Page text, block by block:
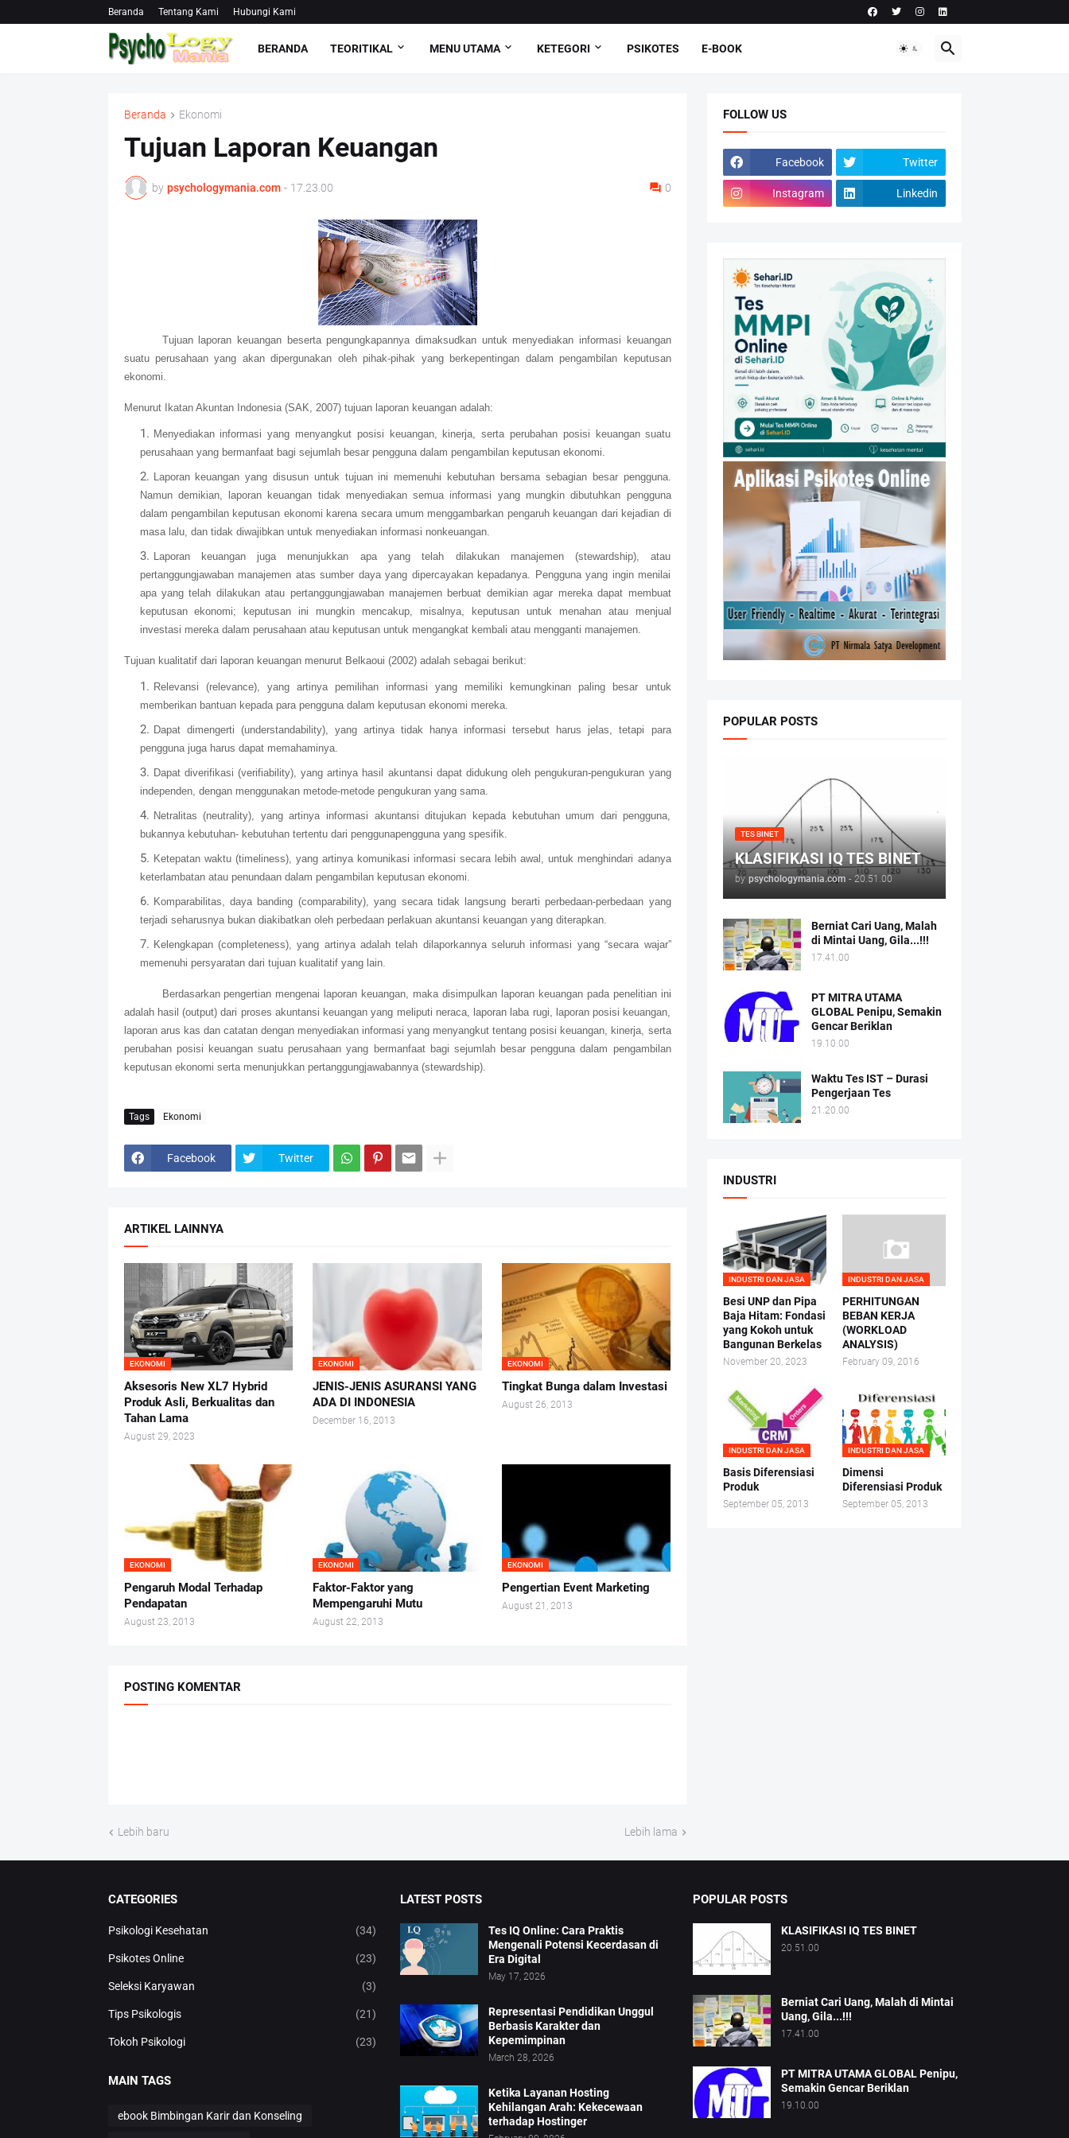
Beranda Tentang Kami Hubungi Kami
BERANDA TEORITIKAL MENU UTAMA KETEGORI PSIKOTES E-BOOK
Beranda Ekonomi
Tujuan Laporan Keuangan
by psychologymania.com - 17.23.00 0
Tujuan laporan keuangan beserta pengungkapannya dimaksudkan untuk menyediakan informasi keuangan
suatu perusahaan yang akan dipergunakan oleh pihak-pihak yang berkepentingan dalam pengambilan keputusan
ekonomi.
Menurut Ikatan Akuntan Indonesia (SAK, 2007) tujuan laporan keuangan adalah:
Menyediakan informasi yang menyangkut posisi keuangan, kinerja, serta perubahan posisi keuangan suatu
perusahaan yang bermanfaat bagi sejumlah besar pengguna dalam pengambilan keputusan ekonomi.
Laporan keuangan yang disusun untuk tujuan ini memenuhi kebutuhan bersama sebagian besar pengguna.
Namun demikian, laporan keuangan tidak menyediakan semua informasi yang mungkin dibutuhkan pengguna
dalam pengambilan keputusan ekonomi karena secara umum menggambarkan pengaruh keuangan dari kejadian di
masa lalu, dan tidak diwajibkan untuk menyediakan informasi nonkeuangan.
Laporan keuangan juga menunjukkan apa yang telah dilakukan manajemen (stewardship), atau
pertanggungjawaban manajemen atas sumber daya yang dipercayakan kepadanya. Pengguna yang ingin menilai
apa yang telah dilakukan atau pertanggungjawaban manajemen berbuat demikian agar mereka dapat membuat
keputusan ekonomi; keputusan ini mungkin mencakup, misalnya, keputusan untuk menahan atau menjual
investasi mereka dalam perusahaan atau keputusan untuk mengangkat kembali atau mengganti manajemen.
Tujuan kualitatif dari laporan keuangan menurut Belkaoui (2002) adalah sebagai berikut:
Relevansi (relevance), yang artinya pemilihan informasi yang memiliki kemungkinan paling besar untuk
memberikan bantuan kepada para pengguna dalam keputusan ekonomi mereka.
Dapat dimengerti (understandability), yang artinya tidak hanya informasi tersebut harus jelas, tetapi para
pengguna juga harus dapat memahaminya.
Dapat diverifikasi (verifiability), yang artinya hasil akuntansi dapat didukung oleh pengukuran-pengukuran yang
independen, dengan menggunakan metode-metode pengukuran yang sama.
Netralitas (neutrality), yang artinya informasi akuntansi ditujukan kepada kebutuhan umum dari pengguna,
bukannya kebutuhan- kebutuhan tertentu dari penggunapengguna yang spesifik.
Ketepatan waktu (timeliness), yang artinya komunikasi informasi secara lebih awal, untuk menghindari adanya
keterlambatan atau penundaan dalam pengambilan keputusan ekonomi.
Komparabilitas, daya banding (comparability), yang secara tidak langsung berarti perbedaan-perbedaan yang
terjadi seharusnya bukan diakibatkan oleh perbedaan perlakuan akuntansi keuangan yang diterapkan.
Kelengkapan (completeness), yang artinya adalah telah dilaporkannya seluruh informasi yang “secara wajar”
memenuhi persyaratan dari tujuan kualitatif yang lain.
Berdasarkan pengertian mengenai laporan keuangan, maka disimpulkan laporan keuangan pada penelitian ini
adalah hasil (output) dari proses akuntansi keuangan yang meliputi neraca, laporan laba rugi, laporan posisi keuangan,
laporan arus kas dan catatan dengan menyediakan informasi yang menyangkut tentang posisi keuangan, kinerja, serta
perubahan posisi keuangan suatu perusahaan yang bermanfaat bagi sejumlah besar pengguna dalam pengambilan
keputusan ekonomi serta menunjukkan pertanggungjawabannya (stewardship).
Tags Ekonomi
Facebook Twitter
ARTIKEL LAINNYA
EKONOMI
Aksesoris New XL7 Hybrid
Produk Asli, Berkualitas dan
Tahan Lama
August 29, 2023
EKONOMI
JENIS-JENIS ASURANSI YANG
ADA DI INDONESIA
December 16, 2013
EKONOMI
Tingkat Bunga dalam Investasi
August 26, 2013
EKONOMI
Pengaruh Modal Terhadap
Pendapatan
August 23, 2013
EKONOMI
Faktor-Faktor yang
Mempengaruhi Mutu
August 22, 2013
EKONOMI
Pengertian Event Marketing
August 21, 2013
POSTING KOMENTAR
Lebih baru Lebih lama
FOLLOW US
Facebook Twitter
Instagram Linkedin
POPULAR POSTS
TES BINET
KLASIFIKASI IQ TES BINET
by psychologymania.com - 20.51.00
Berniat Cari Uang, Malah
di Mintai Uang, Gila...!!!
17.41.00
PT MITRA UTAMA
GLOBAL Penipu, Semakin
Gencar Beriklan
19.10.00
Waktu Tes IST – Durasi
Pengerjaan Tes
21.20.00
INDUSTRI
INDUSTRI DAN JASA
Besi UNP dan Pipa
Baja Hitam: Fondasi
yang Kokoh untuk
Bangunan Berkelas
November 20, 2023
INDUSTRI DAN JASA
PERHITUNGAN
BEBAN KERJA
(WORKLOAD
ANALYSIS)
February 09, 2016
INDUSTRI DAN JASA
Basis Diferensiasi
Produk
September 05, 2013
INDUSTRI DAN JASA
Dimensi
Diferensiasi Produk
September 05, 2013
CATEGORIES
Psikologi Kesehatan (34)
Psikotes Online (23)
Seleksi Karyawan (3)
Tips Psikologis (21)
Tokoh Psikologi (23)
MAIN TAGS
ebook Bimbingan Karir dan Konseling
LATEST POSTS
Tes IQ Online: Cara Praktis
Mengenali Potensi Kecerdasan di
Era Digital
May 17, 2026
Representasi Pendidikan Unggul
Berbasis Karakter dan
Kepemimpinan
March 28, 2026
Ketika Layanan Hosting
Kehilangan Arah: Kekecewaan
terhadap Hostinger
POPULAR POSTS
KLASIFIKASI IQ TES BINET
20.51.00
Berniat Cari Uang, Malah di Mintai
Uang, Gila...!!!
17.41.00
PT MITRA UTAMA GLOBAL Penipu,
Semakin Gencar Beriklan
19.10.00